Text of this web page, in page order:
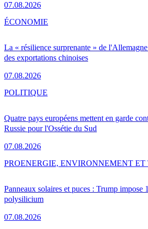
07.08.2026
La « résilience surprenante » de
des exportations chinoises
07.08.2026
ÉCONOMIE
Quatre pays européens mettent en garde
Russie pour l'Ossétie du Sud
07.08.2026
POLITIQUE
Panneaux solaires et puces : Trump impose
polysilicium
07.08.2026
PROENERGIE, ENVIRONNEMENT ET